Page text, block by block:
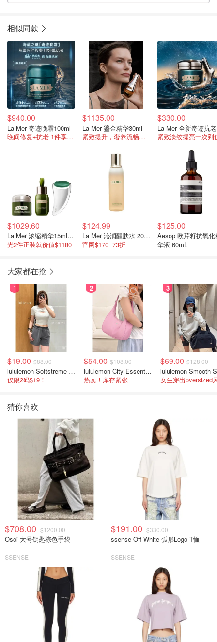
相似同款
$940.00
La Mer 奇迹晚霜100ml
晚间修复+抗老 1件享送全礼
$1135.00
La Mer 鎏金精华30ml
紧致提升，奢养流畅轮廓
$330.00
紧致淡纹提亮一次到
$1029.60
La Mer 浓缩精华15ml+液修霜50ml+
光2件正装就价值$1180
$124.99
La Mer 沁润醒肤水 200毫升
官网$170=73折
$125.00
Aesop 欧芹籽抗氧化
华液 60mL
大家都在抢
1
$19.00 $88.00
lululemon Softstreme 女士高腰短裤 10cm
仅限2码$19！
2
$54.00 $108.00
lululemon City Essentials 肩背包 4L
热卖！库存紧张
3
$69.00 $128.00
女生穿出oversized
猜你喜欢
$708.00 $1200.00
Osoi 大号钥匙棕色手袋
SSENSE
$191.00 $330.00
ssense Off-White 弧形Logo T恤
SSENSE